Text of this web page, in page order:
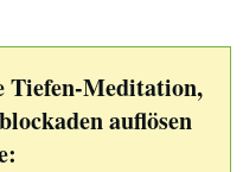
Tiefen-Meditation,
auflösen